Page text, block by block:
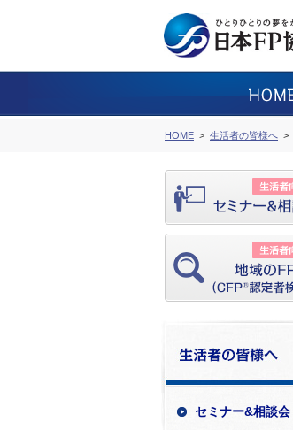
HOME 生活者の皆様へ
セミナー&相談会